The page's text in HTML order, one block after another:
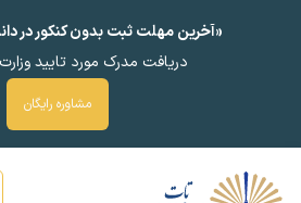
«آخرین مهلت ثبت بدون کنکور در
دریافت مدرک مورد تایید وزارت علوم 1405
مشاوره رایگان